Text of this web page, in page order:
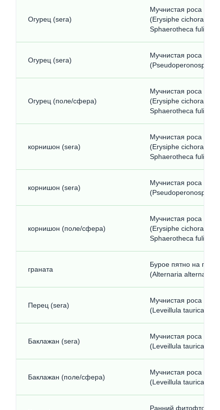
Огурец (sera)
Мучнистая роса на
(Erysiphe
Sphaerotheca
Огурец (sera)
Мучнистая роса в
(Pseudoperonospora
Огурец (поле/сфера)
Мучнистая роса на
(Erysiphe
Sphaerotheca
корнишон (sera)
Мучнистая роса на
(Erysiphe
Sphaerotheca
корнишон (sera)
Мучнистая роса в
(Pseudoperonospora
корнишон (поле/сфера)
Мучнистая роса на
(Erysiphe
Sphaerotheca
граната
Бурое пятно на
(Alternaria alternata)
Перец (sera)
Мучнистая роса
(Leveillula taurica)
Баклажан (sera)
Мучнистая роса
(Leveillula taurica)
Баклажан (поле/сфера)
Мучнистая роса
(Leveillula taurica)
Ранний фитофтороз